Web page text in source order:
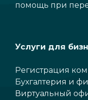
помощь при
Услуги для
Регистрация
Бухгалтерия и
Виртуальный